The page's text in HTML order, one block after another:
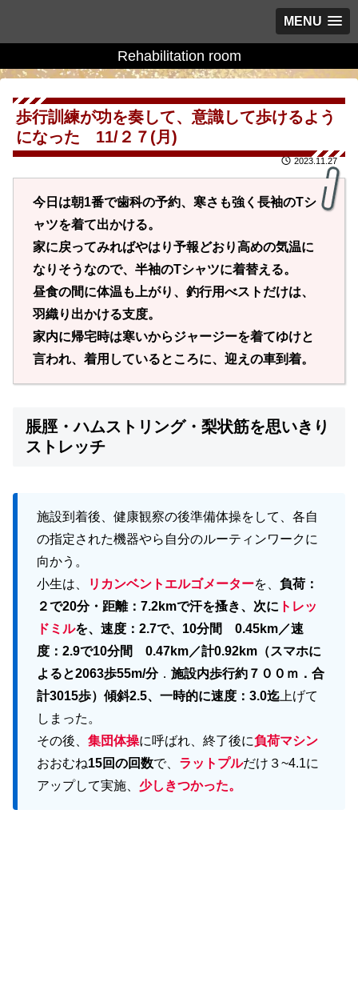
MENU
Rehabilitation room
歩行訓練が功を奏して、意識して歩けるよう
になった 11/２７(月)
2023.11.27
今日は朝1番で歯科の予約、寒さも強く長袖のTシ
ャツを着て出かける。
家に戻ってみればやはり予報どおり高めの気温に
なりそうなので、半袖のTシャツに着替える。
昼食の間に体温も上がり、釣行用べストだけは、
羽織り出かける支度。
家内に帰宅時は寒いからジャージーを着てゆけと
言われ、着用しているところに、迎えの車到着。
脹脛・ハムストリング・梨状筋を思いきり
ストレッチ
施設到着後、健康観察の後準備体操をして、各自
の指定された機器やら自分のルーティンワークに
向かう。
小生は、
リカンベントエルゴメーターを、 負荷：
２で20分・距離：7.2kmで汗を搔き、次に トレッ
ドミルを、速度：2.7で、10分間 0.45km／速
度：2.9で10分間 0.47km／計0.92km（スマホに
よると2063歩55m/分． 施設内歩行約７００ｍ．合
計3015歩）傾斜2.5、一時的に速度：3.0迄 上げて
しまった。
その後、 集団体操に呼ばれ、終了後に負荷マシン
おおむね15回の回数で、 ラットプルだけ３~4.1に
アップして実施、 少しきつかった。